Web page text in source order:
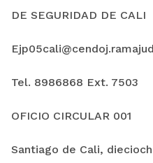
DE SEGURIDAD DE CALI
Tel. 8986868 Ext. 7503
OFICIO CIRCULAR 001
Santiago de Cali,